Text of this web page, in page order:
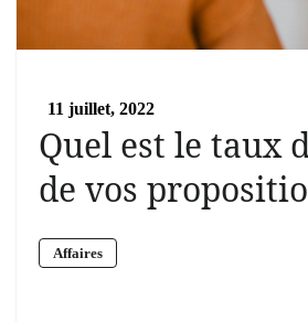
11 juillet, 2022
Quel est le taux
de vos
Affaires